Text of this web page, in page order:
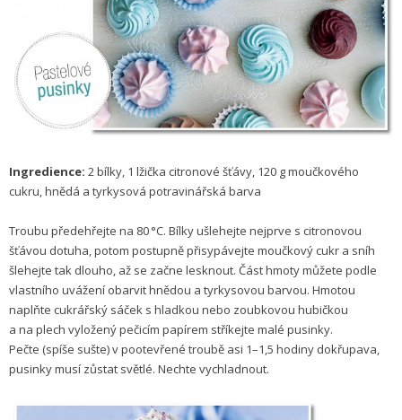
Ingredience: 2 bílky, 1 lžička citronové šťávy, 120 g moučkového
cukru, hnědá a tyrkysová potravinářská barva
Troubu předehřejte na 80 °C. Bílky ušlehejte nejprve s citro­novou
šťávou dotuha, potom postupně přisypávejte moučkový cukr a sníh
šlehejte tak dlouho, až se začne lesknout. Část hmoty můžete podle
vlastního uvážení obarvit hnědou a tyrkysovou barvou. Hmotou
naplňte cukrářský sáček s hladkou nebo zoubkovou hubičkou
a na plech vyložený pečicím papírem stříkejte malé pusinky.
Pečte (spíše sušte) v pootevřené troubě asi 1–1,5 hodiny dokřupava,
pusinky musí zůstat světlé. Nechte vychladnout.